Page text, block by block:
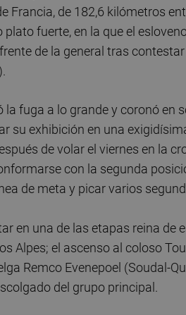
Francia, de 182,6 kilómetros
fuerte, en la que el
de la general tras
la fuga a lo grande y coronó en
su exhibición en una
de volar el viernes en la
con la segunda
de meta y picar varios
en una de las etapas reina de
Alpes; el ascenso al coloso
Remco Evenepoel (Soudal-
del grupo principal.